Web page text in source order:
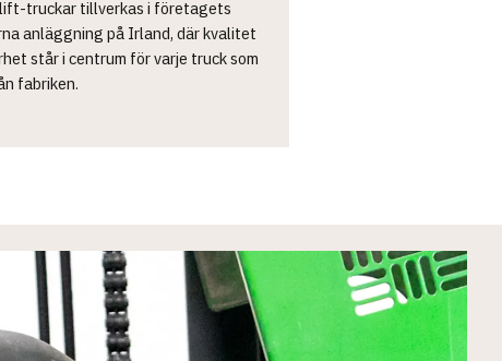
truckar tillverkas i företagets
anläggning på Irland, där kvalitet
står i centrum för varje truck som
fabriken.